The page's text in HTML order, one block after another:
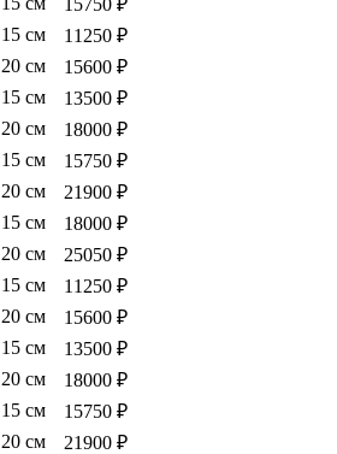
15 см
11250 ₽
20 см
15600 ₽
15 см
13500 ₽
20 см
18000 ₽
15 см
15750 ₽
20 см
21900 ₽
15 см
18000 ₽
20 см
25050 ₽
15 см
11250 ₽
20 см
15600 ₽
15 см
13500 ₽
20 см
18000 ₽
15 см
15750 ₽
20 см
21900 ₽